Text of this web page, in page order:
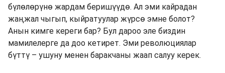
бүлөлөрүнө жардам беришүүдө. Ал эми кайрадан
жаңжал чыгып, кыйратуулар жүрсө эмне болот?
Анын кимге кереги бар? Бул дароо эле биздин
мамилелерге да доо кетирет. Эми революциялар
бүттү – ушуну менен баракчаны жаап салуу керек.